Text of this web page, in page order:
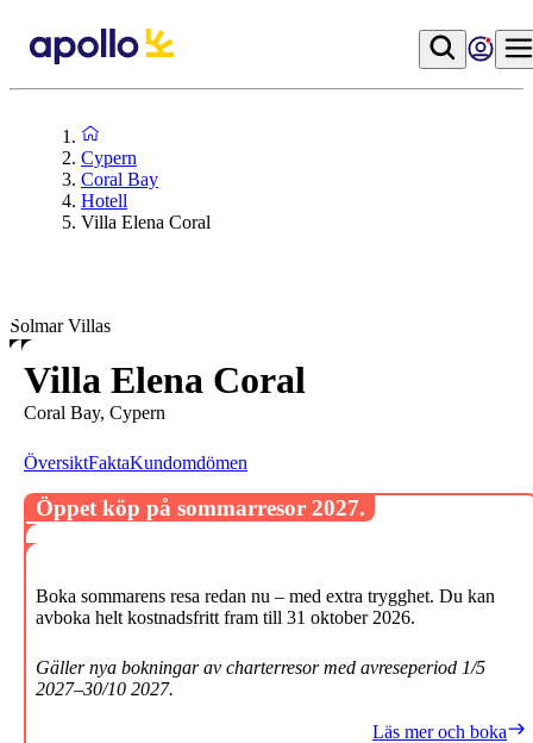
Cypern
Coral Bay
Hotell
Villa Elena Coral
Solmar Villas
Villa Elena Coral
Coral Bay, Cypern
ÖversiktFaktaKundomdömen
Öppet köp på sommarresor 2027.
Boka sommarens resa redan nu – med extra trygghet. Du kan
avboka helt kostnadsfritt fram till 31 oktober 2026.
Gäller nya bokningar av charterresor med avreseperiod 1/5
2027–30/10 2027.
Läs mer och boka